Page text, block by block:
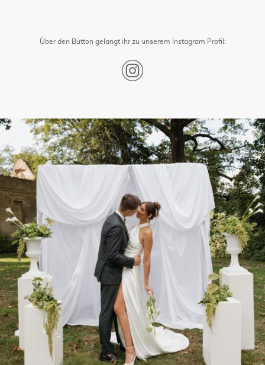
Über den Button gelangt ihr zu unserem Instagram Profil: